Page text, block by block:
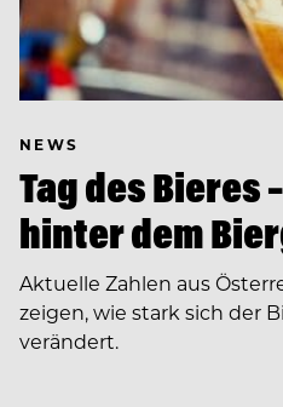
NEWS
Tag des Bieres
hinter dem
Aktuelle Zahlen aus
zeigen, wie stark sich der
verändert.